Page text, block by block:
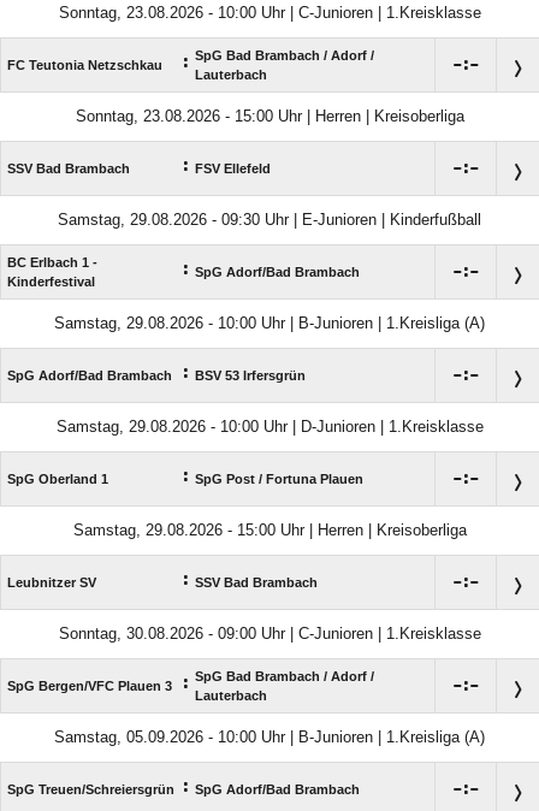
Sonntag, 23.08.2026 - 10:00 Uhr | C-Junioren | 1.Kreisklasse
FC Teutonia Netzschkau : SpG Bad Brambach /​ Adorf /​
Lauterbach
:
Sonntag, 23.08.2026 - 15:00 Uhr | Herren | Kreisoberliga
SSV Bad Brambach : FSV Ellefeld :
Samstag, 29.08.2026 - 09:30 Uhr | E-Junioren | Kinderfußball
BC Erlbach 1 -
Kinderfestival
: SpG Adorf/​Bad Brambach :
Samstag, 29.08.2026 - 10:00 Uhr | B-Junioren | 1.Kreisliga (A)
SpG Adorf/​Bad Brambach : BSV 53 Irfersgrün :
Samstag, 29.08.2026 - 10:00 Uhr | D-Junioren | 1.Kreisklasse
SpG Oberland 1 : SpG Post /​ Fortuna Plauen :
Samstag, 29.08.2026 - 15:00 Uhr | Herren | Kreisoberliga
Leubnitzer SV : SSV Bad Brambach :
Sonntag, 30.08.2026 - 09:00 Uhr | C-Junioren | 1.Kreisklasse
SpG Bergen/​VFC Plauen 3 : SpG Bad Brambach /​ Adorf /​
Lauterbach
:
Samstag, 05.09.2026 - 10:00 Uhr | B-Junioren | 1.Kreisliga (A)
SpG Treuen/​Schreiersgrün : SpG Adorf/​Bad Brambach :